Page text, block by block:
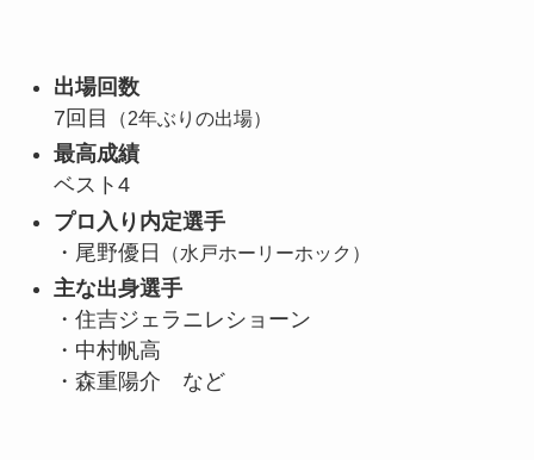
出場回数
7回目
（2年ぶりの出場）
最高成績
ベスト4
プロ入り内定選手
・尾野優日
（水戸ホーリーホック）
主な出身選手
・住吉ジェラニレショーン
・中村帆高
・森重陽介 など